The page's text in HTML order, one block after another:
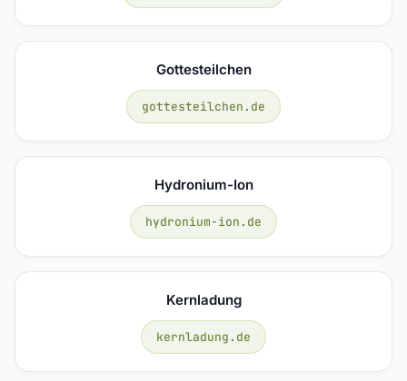
Gottesteilchen
gottesteilchen.de
Hydronium-Ion
hydronium-ion.de
Kernladung
kernladung.de